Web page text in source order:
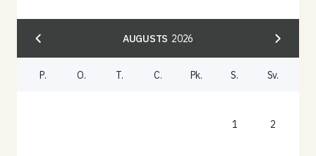
AUGUSTS 2026
P. O. T. C. Pk. S. Sv.
1 2